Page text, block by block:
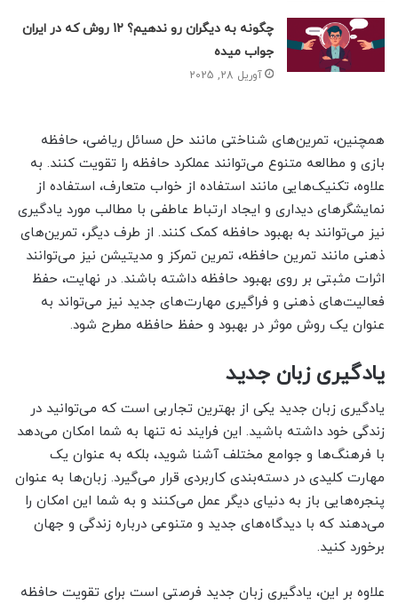
چگونه به دیگران رو ندهیم؟ 12 روش که در ایران
جواب میده
آوریل 28, 2025
همچنین، تمرین‌های شناختی مانند حل مسائل ریاضی، حافظه
بازی و مطالعه متنوع می‌توانند عملکرد حافظه را تقویت کنند. به
علاوه، تکنیک‌هایی مانند استفاده از خواب متعارف، استفاده از
نمایشگرهای دیداری و ایجاد ارتباط عاطفی با مطالب مورد یادگیری
نیز می‌توانند به بهبود حافظه کمک کنند. از طرف دیگر، تمرین‌های
ذهنی مانند تمرین حافظه، تمرین تمرکز و مدیتیشن نیز می‌توانند
اثرات مثبتی بر روی بهبود حافظه داشته باشند. در نهایت، حفظ
فعالیت‌های ذهنی و فراگیری مهارت‌های جدید نیز می‌تواند به
عنوان یک روش موثر در بهبود و حفظ حافظه مطرح شود.
یادگیری زبان جدید
یادگیری زبان جدید یکی از بهترین تجاربی است که می‌توانید در
زندگی خود داشته باشید. این فرایند نه تنها به شما امکان می‌دهد
با فرهنگ‌ها و جوامع مختلف آشنا شوید، بلکه به عنوان یک
مهارت کلیدی در دسته‌بندی کاربردی قرار می‌گیرد. زبان‌ها به عنوان
پنجره‌هایی باز به دنیای دیگر عمل می‌کنند و به شما این امکان را
می‌دهند که با دیدگاه‌های جدید و متنوعی درباره زندگی و جهان
برخورد کنید.
علاوه بر این، یادگیری زبان جدید فرصتی است برای تقویت حافظه